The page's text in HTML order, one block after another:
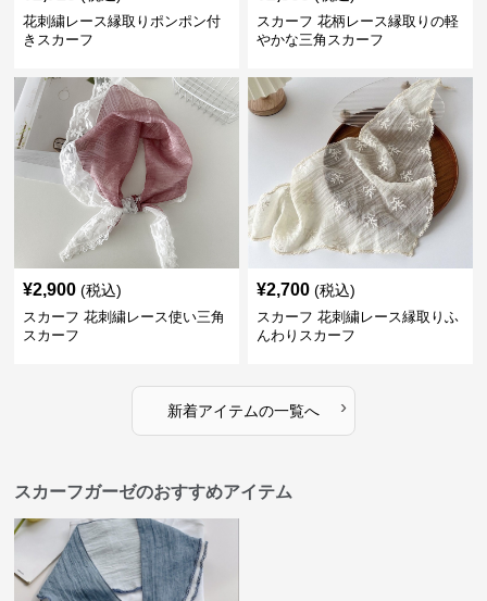
花刺繍レース縁取りポンポン付
きスカーフ
スカーフ 花柄レース縁取りの軽
やかな三角スカーフ
¥2,900 (税込)
スカーフ 花刺繍レース使い三角
スカーフ
¥2,700 (税込)
スカーフ 花刺繍レース縁取りふ
んわりスカーフ
新着アイテムの一覧へ ›
スカーフガーゼのおすすめアイテム